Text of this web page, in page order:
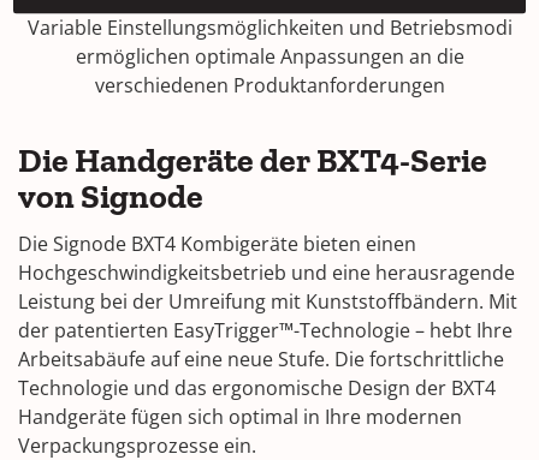
Variable Einstellungsmöglichkeiten und Betriebsmodi
ermöglichen optimale Anpassungen an die
verschiedenen Produktanforderungen
Die Handgeräte der BXT4-Serie
von Signode
Die Signode BXT4 Kombigeräte bieten einen
Hochgeschwindigkeitsbetrieb und eine herausragende
Leistung bei der Umreifung mit Kunststoffbändern. Mit
der patentierten EasyTrigger™-Technologie – hebt Ihre
Arbeitsabäufe auf eine neue Stufe. Die fortschrittliche
Technologie und das ergonomische Design der BXT4
Handgeräte fügen sich optimal in Ihre modernen
Verpackungsprozesse ein.